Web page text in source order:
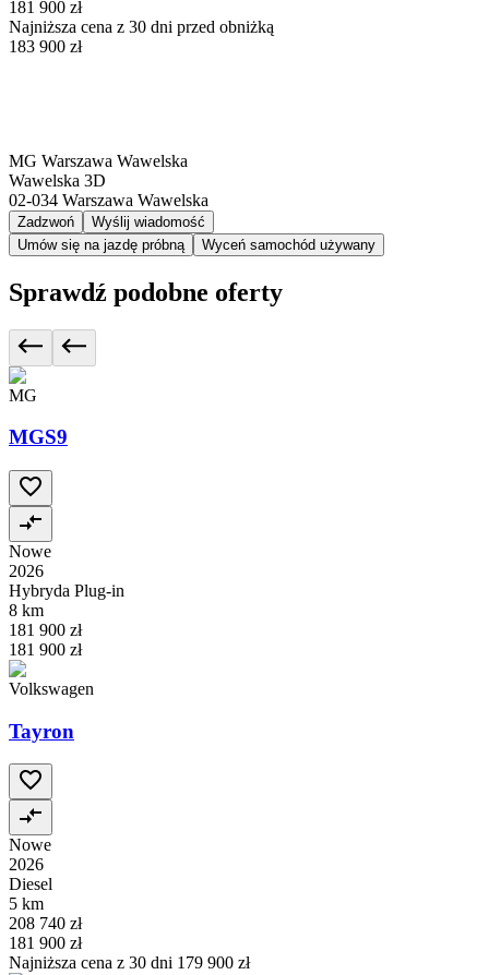
181 900 zł
Najniższa cena z 30 dni przed obniżką
183 900 zł
MG Warszawa Wawelska
Wawelska 3D
02-034 Warszawa Wawelska
Zadzwoń
Wyślij wiadomość
Umów się na jazdę próbną
Wyceń samochód używany
Sprawdź podobne oferty
MG
MGS9
Nowe
2026
Hybryda Plug-in
8 km
181 900 zł
181 900 zł
Volkswagen
Tayron
Nowe
2026
Diesel
5 km
208 740 zł
181 900 zł
Najniższa cena z 30 dni 179 900 zł